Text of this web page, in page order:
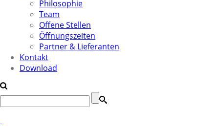
Philosophie
Team
Offene Stellen
Öffnungszeiten
Partner & Lieferanten
Kontakt
Download